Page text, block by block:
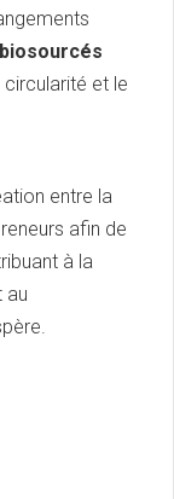
et le
entre la
afin de
à la
au